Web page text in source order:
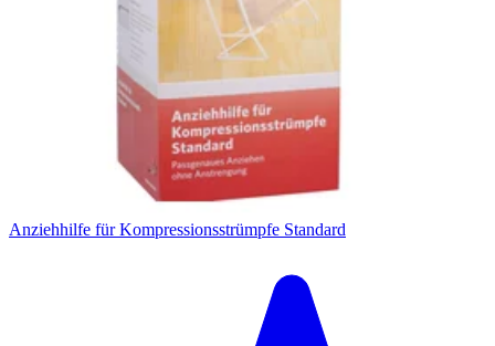
Anziehhilfe für Kompressionsstrümpfe Standard